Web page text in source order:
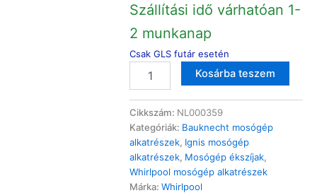
Szállítási idő várhatóan 1-
2 munkanap
Csak GLS futár esetén
mosógép
Poly-
V-
J,
elasztikus
ékszíj
mennyiség
Kosárba teszem
Cikkszám: NL000359
Kategóriák: Bauknecht mosógép
alkatrészek, Ignis mosógép
alkatrészek, Mosógép ékszíjak,
Whirlpool mosógép alkatrészek
Márka:Whirlpool